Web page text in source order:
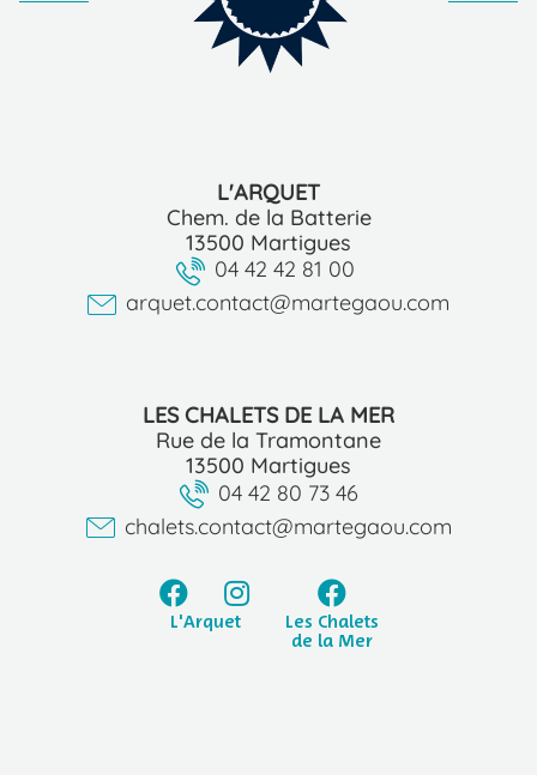
L'ARQUET
Chem. de la Batterie
13500 Martigues
04 42 42 81 00
arquet.contact@martegaou.com
LES CHALETS DE LA MER
Rue de la Tramontane
13500 Martigues
04 42 80 73 46
chalets.contact@martegaou.com
L'Arquet
Les Chalets
de la Mer